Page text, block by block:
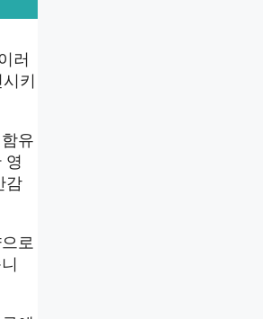
러
키
유
영
감
로